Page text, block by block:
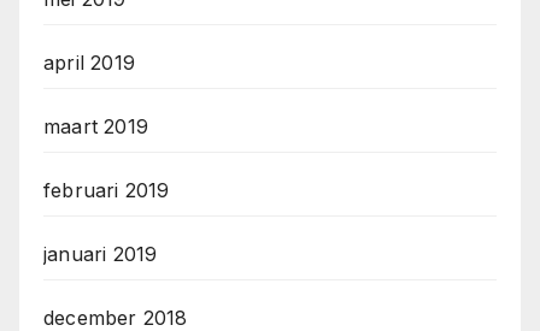
april 2019
maart 2019
februari 2019
januari 2019
december 2018